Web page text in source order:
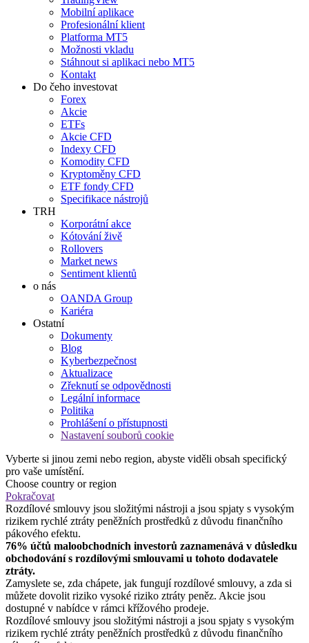
Mobilní aplikace
Profesionální klient
Platforma MT5
Možnosti vkladu
Stáhnout si aplikaci nebo MT5
Kontakt
Do čeho investovat
Forex
Akcie
ETFs
Akcie CFD
Indexy CFD
Komodity CFD
Kryptoměny CFD
ETF fondy CFD
Specifikace nástrojů
TRH
Korporátní akce
Kótování živě
Rollovers
Market news
Sentiment klientů
o nás
OANDA Group
Kariéra
Ostatní
Dokumenty
Blog
Kyberbezpečnost
Aktualizace
Zřeknutí se odpovědnosti
Legální informace
Politika
Prohlášení o přístupnosti
Nastavení souborů cookie
Vyberte si jinou zemi nebo region, abyste viděli obsah specifický
pro vaše umístění.
Choose country or region
Pokračovat
Rozdílové smlouvy jsou složitými nástroji a jsou spjaty s vysokým
rizikem rychlé ztráty peněžních prostředků z důvodu finančního
pákového efektu.
76% účtů maloobchodních investorů zaznamenává v důsledku
obchodování s rozdílovými smlouvami u tohoto dodavatele
ztráty.
Zamyslete se, zda chápete, jak fungují rozdílové smlouvy, a zda si
můžete dovolit riziko vysoké riziko ztráty peněz. Akcie jsou
dostupné v nabídce v rámci křížového prodeje.
Rozdílové smlouvy jsou složitými nástroji a jsou spjaty s vysokým
rizikem rychlé ztráty peněžních prostředků z důvodu finančního